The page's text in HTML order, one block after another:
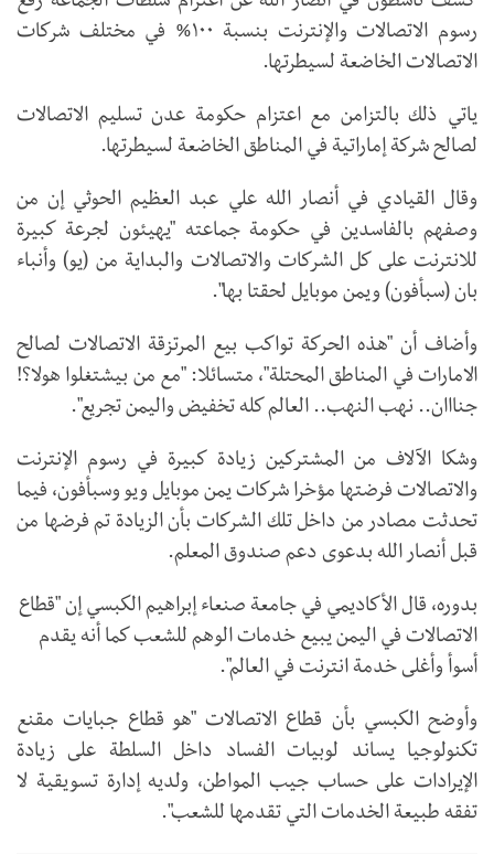
رسوم الاتصالات والإنترنت بنسبة ١٠٠% في مختلف شركات
الاتصالات الخاضعة لسيطرتها.
ياتي ذلك بالتزامن مع اعتزام حكومة عدن تسليم الاتصالات
لصالح شركة إماراتية في المناطق الخاضعة لسيطرتها.
وقال القيادي في أنصار الله علي عبد العظيم الحوثي إن من
وصفهم بالفاسدين في حكومة جماعته "يهيئون لجرعة كبيرة
للانترنت على كل الشركات والاتصالات والبداية من (يو) وأنباء
بان (سبأفون) ويمن موبايل لحقتا بها".
وأضاف أن "هذه الحركة تواكب بيع المرتزقة الاتصالات لصالح
الامارات في المناطق المحتلة"، متسائلا: "مع من بيشتغلوا هولا؟!
جنااان.. نهب النهب.. العالم كله تخفيض واليمن تجريع".
وشكا الآلاف من المشتركين زيادة كبيرة في رسوم الإنترنت
والاتصالات فرضتها مؤخرا شركات يمن موبايل ويو وسبأفون، فيما
تحدثت مصادر من داخل تلك الشركات بأن الزيادة تم فرضها من
قبل أنصار الله بدعوى دعم صندوق المعلم.
بدوره، قال الأكاديمي في جامعة صنعاء إبراهيم الكبسي إن "قطاع
الاتصالات في اليمن يبيع خدمات الوهم للشعب كما أنه يقدم
أسوأ وأغلى خدمة انترنت في العالم".
وأوضح الكبسي بأن قطاع الاتصالات "هو قطاع جبايات مقنع
تكنولوجيا يساند لوبيات الفساد داخل السلطة على زيادة
الإيرادات على حساب جيب المواطن، ولديه إدارة تسويقية لا
تفقه طبيعة الخدمات التي تقدمها للشعب".